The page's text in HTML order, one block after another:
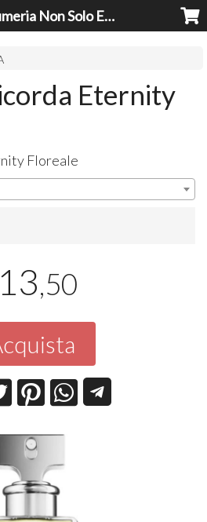
Bioprofumeria Non Solo Essenze
Eternity
Floreale
13,50